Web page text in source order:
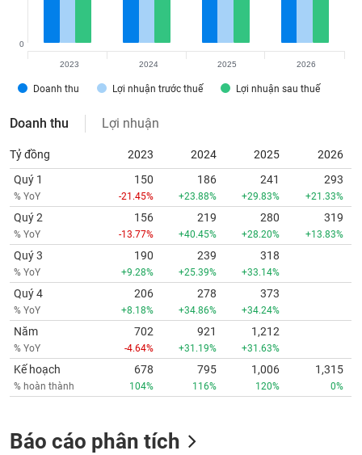
Doanh thu Lợi nhuận trước thuế Lợi nhuận sau thuế
0
2023 2024 2025 2026
Doanh thu Lợi nhuận
Tỷ đồng 2023 2024 2025
2026
Quý 1
% YoY
150
-21.45%
186
+23.88%
241
+29.83%
293
+21.33%
Quý 2
% YoY
156
-13.77%
219
+40.45%
280
+28.20%
319
+13.83%
Quý 3
% YoY
190
+9.28%
239
+25.39%
318
+33.14%
Quý 4
% YoY
206
+8.18%
278
+34.86%
373
+34.24%
Năm
% YoY
702
-4.64%
921
+31.19%
1,212
+31.63%
Kế hoạch
% hoàn thành
678
104%
795
116%
1,006
120%
1,315
0%
Báo cáo phân tích